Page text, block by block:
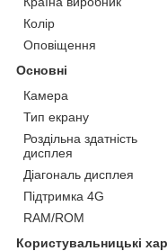
Колір
Оповіщення
Основні
Камера
Тип екрану
Роздільна здатність
дисплея
Діагональ дисплея
Підтримка 4G
RAM/ROM
Користувальницькі